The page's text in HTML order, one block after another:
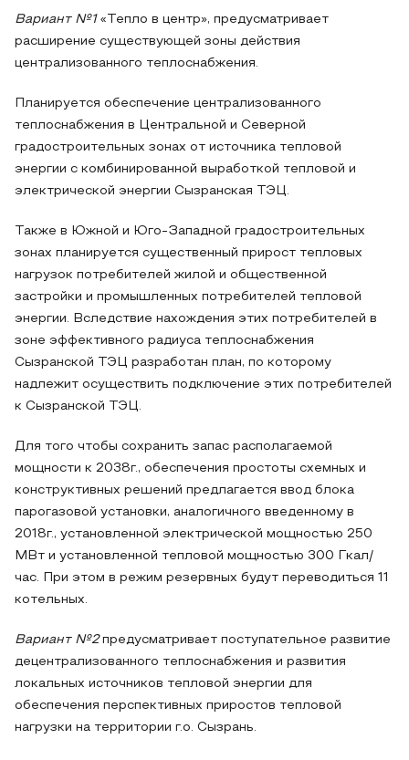
Вариант №1 «Тепло в центр», предусматривает
расширение существующей зоны действия
централизованного теплоснабжения.
Планируется обеспечение централизованного
теплоснабжения в Центральной и Северной
градостроительных зонах от источника тепловой
энергии с комбинированной выработкой тепловой и
электрической энергии Сызранская ТЭЦ.
Также в Южной и Юго-Западной градостроительных
зонах планируется существенный прирост тепловых
нагрузок потребителей жилой и общественной
застройки и промышленных потребителей тепловой
энергии. Вследствие нахождения этих потребителей в
зоне эффективного радиуса теплоснабжения
Сызранской ТЭЦ разработан план, по которому
надлежит осуществить подключение этих потребителей
к Сызранской ТЭЦ.
Для того чтобы сохранить запас располагаемой
мощности к 2038г., обеспечения простоты схемных и
конструктивных решений предлагается ввод блока
парогазовой установки, аналогичного введенному в
2018г., установленной электрической мощностью 250
МВт и установленной тепловой мощностью 300 Гкал/
час. При этом в режим резервных будут переводиться 11
котельных.
Вариант №2предусматривает поступательное развитие
децентрализованного теплоснабжения и развития
локальных источников тепловой энергии для
обеспечения перспективных приростов тепловой
нагрузки на территории г.о. Сызрань.